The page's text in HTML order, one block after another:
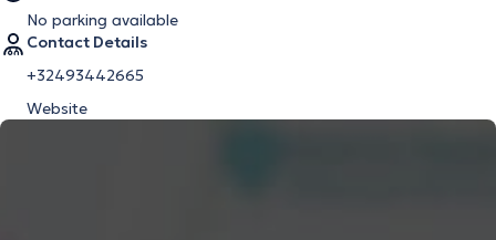
No parking available
Contact Details
+32493442665
Website